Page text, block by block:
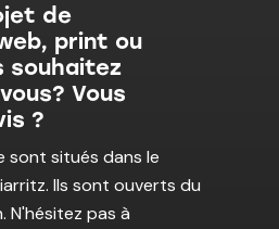
de
print ou
souhaitez
Vous
?
sont situés dans le
Ils sont ouverts du
N'hésitez pas à